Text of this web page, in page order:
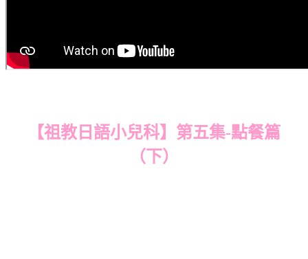
【祖教日語小兒科】第五集-點餐篇
（下）